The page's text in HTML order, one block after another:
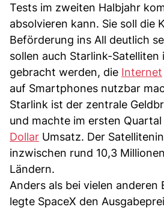
Tests im zweiten Halbjahr
absolvieren kann. Sie soll die
Beförderung ins All deutlich
sollen auch Starlink-Satelliten
gebracht werden, die Internet
auf Smartphones nutzbar
Starlink ist der zentrale
und machte im ersten
Dollar Umsatz. Der
inzwischen rund 10,3
Ländern.
Anders als bei vielen anderen
legte SpaceX den